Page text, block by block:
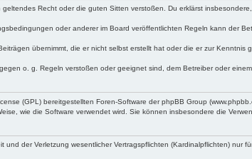
Recht oder die guten Sitten verstoßen. Du erklärst
oder anderer im Board veröffentlichten Regeln kann der
übernimmt, die er nicht selbst erstellt hat oder die er zur
o. g. Regeln verstoßen oder geeignet sind, dem Betreiber oder
(GPL) bereitgestellten Foren-Software der phpBB Group
wie die Software verwendet wird. Sie können insbesondere die
der Verletzung wesentlicher Vertragspflichten (Kardinalpflichten)